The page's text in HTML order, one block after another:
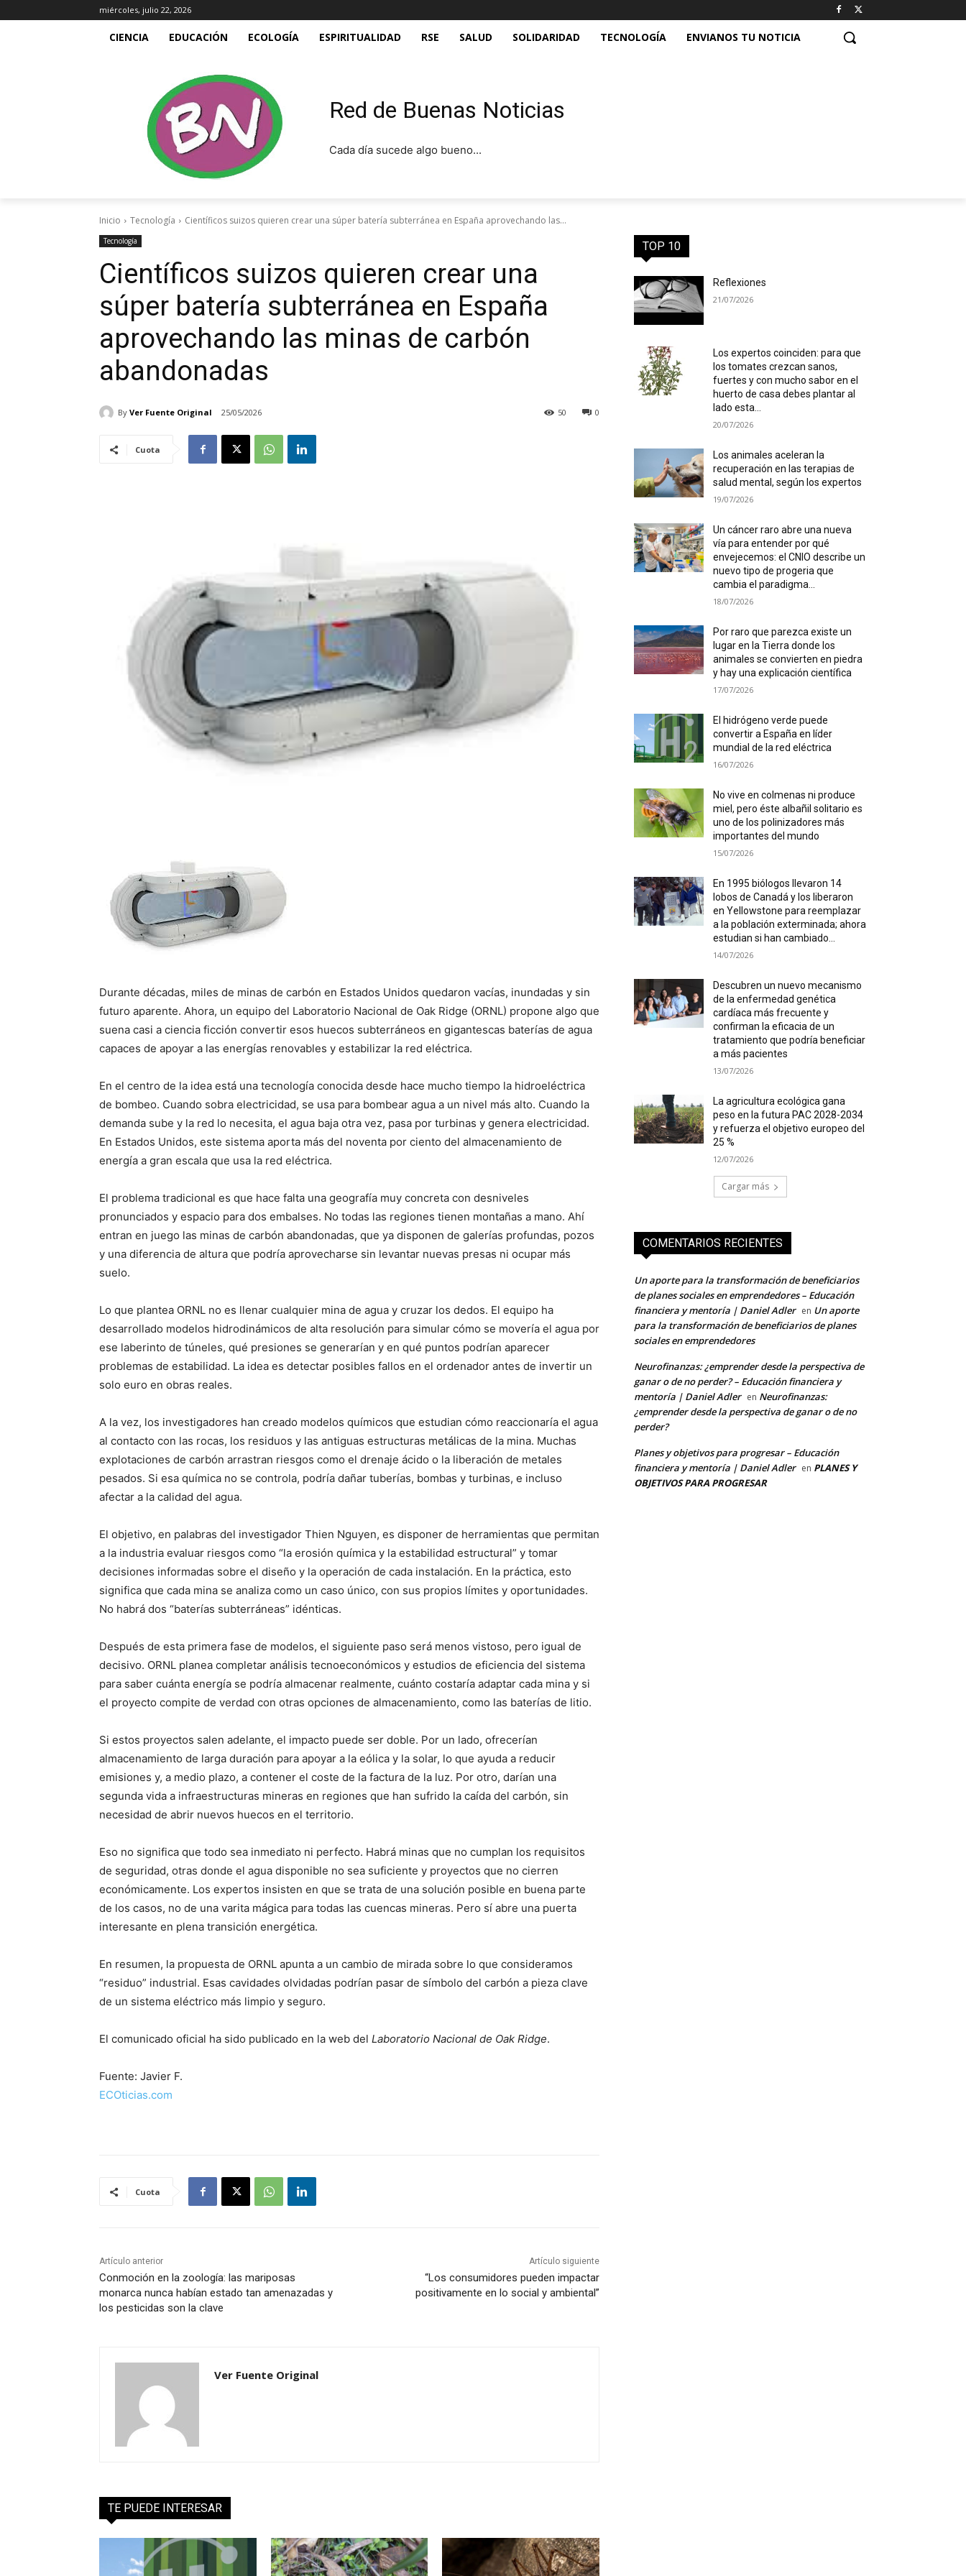
miércoles, julio 22, 2026
CIENCIA EDUCACIÓN ECOLOGÍA ESPIRITUALIDAD RSE SALUD SOLIDARIDAD TECNOLOGÍA ENVIANOS TU NOTICIA
Red de Buenas Noticias
Cada día sucede algo bueno...
Inicio Tecnología Científicos suizos quieren crear una súper batería subterránea en España aprovechando las...
Tecnología
Científicos suizos quieren crear una
súper batería subterránea en España
aprovechando las minas de carbón
abandonadas
By Ver Fuente Original 25/05/2026 0
50
Cuota
Durante décadas, miles de minas de carbón en Estados Unidos quedaron vacías, inundadas y sin
futuro aparente. Ahora, un equipo del Laboratorio Nacional de Oak Ridge (ORNL) propone algo que
suena casi a ciencia ficción convertir esos huecos subterráneos en gigantescas baterías de agua
capaces de apoyar a las energías renovables y estabilizar la red eléctrica.
En el centro de la idea está una tecnología conocida desde hace mucho tiempo la hidroeléctrica
de bombeo. Cuando sobra electricidad, se usa para bombear agua a un nivel más alto. Cuando la
demanda sube y la red lo necesita, el agua baja otra vez, pasa por turbinas y genera electricidad.
En Estados Unidos, este sistema aporta más del noventa por ciento del almacenamiento de
energía a gran escala que usa la red eléctrica.
El problema tradicional es que hace falta una geografía muy concreta con desniveles
pronunciados y espacio para dos embalses. No todas las regiones tienen montañas a mano. Ahí
entran en juego las minas de carbón abandonadas, que ya disponen de galerías profundas, pozos
y una diferencia de altura que podría aprovecharse sin levantar nuevas presas ni ocupar más
suelo.
Lo que plantea ORNL no es llenar cualquier mina de agua y cruzar los dedos. El equipo ha
desarrollado modelos hidrodinámicos de alta resolución para simular cómo se movería el agua por
ese laberinto de túneles, qué presiones se generarían y en qué puntos podrían aparecer
problemas de estabilidad. La idea es detectar posibles fallos en el ordenador antes de invertir un
solo euro en obras reales.
A la vez, los investigadores han creado modelos químicos que estudian cómo reaccionaría el agua
al contacto con las rocas, los residuos y las antiguas estructuras metálicas de la mina. Muchas
explotaciones de carbón arrastran riesgos como el drenaje ácido o la liberación de metales
pesados. Si esa química no se controla, podría dañar tuberías, bombas y turbinas, e incluso
afectar a la calidad del agua.
El objetivo, en palabras del investigador Thien Nguyen, es disponer de herramientas que permitan
a la industria evaluar riesgos como “la erosión química y la estabilidad estructural” y tomar
decisiones informadas sobre el diseño y la operación de cada instalación. En la práctica, esto
significa que cada mina se analiza como un caso único, con sus propios límites y oportunidades.
No habrá dos “baterías subterráneas” idénticas.
Después de esta primera fase de modelos, el siguiente paso será menos vistoso, pero igual de
decisivo. ORNL planea completar análisis tecnoeconómicos y estudios de eficiencia del sistema
para saber cuánta energía se podría almacenar realmente, cuánto costaría adaptar cada mina y si
el proyecto compite de verdad con otras opciones de almacenamiento, como las baterías de litio.
Si estos proyectos salen adelante, el impacto puede ser doble. Por un lado, ofrecerían
almacenamiento de larga duración para apoyar a la eólica y la solar, lo que ayuda a reducir
emisiones y, a medio plazo, a contener el coste de la factura de la luz. Por otro, darían una
segunda vida a infraestructuras mineras en regiones que han sufrido la caída del carbón, sin
necesidad de abrir nuevos huecos en el territorio.
Eso no significa que todo sea inmediato ni perfecto. Habrá minas que no cumplan los requisitos
de seguridad, otras donde el agua disponible no sea suficiente y proyectos que no cierren
económicamente. Los expertos insisten en que se trata de una solución posible en buena parte
de los casos, no de una varita mágica para todas las cuencas mineras. Pero sí abre una puerta
interesante en plena transición energética.
En resumen, la propuesta de ORNL apunta a un cambio de mirada sobre lo que consideramos
“residuo” industrial. Esas cavidades olvidadas podrían pasar de símbolo del carbón a pieza clave
de un sistema eléctrico más limpio y seguro.
El comunicado oficial ha sido publicado en la web del Laboratorio Nacional de Oak Ridge.
Fuente: Javier F.
ECOticias.com
Cuota
Artículo anterior
Conmoción en la zoología: las mariposas
monarca nunca habían estado tan amenazadas y
los pesticidas son la clave
Artículo siguiente
“Los consumidores pueden impactar
positivamente en lo social y ambiental”
Ver Fuente Original
TE PUEDE INTERESAR
TOP 10
Reflexiones
21/07/2026
Los expertos coinciden: para que
los tomates crezcan sanos,
fuertes y con mucho sabor en el
huerto de casa debes plantar al
lado esta...
20/07/2026
Los animales aceleran la
recuperación en las terapias de
salud mental, según los expertos
19/07/2026
Un cáncer raro abre una nueva
vía para entender por qué
envejecemos: el CNIO describe un
nuevo tipo de progeria que
cambia el paradigma...
18/07/2026
Por raro que parezca existe un
lugar en la Tierra donde los
animales se convierten en piedra
y hay una explicación científica
17/07/2026
El hidrógeno verde puede
convertir a España en líder
mundial de la red eléctrica
16/07/2026
No vive en colmenas ni produce
miel, pero éste albañil solitario es
uno de los polinizadores más
importantes del mundo
15/07/2026
En 1995 biólogos llevaron 14
lobos de Canadá y los liberaron
en Yellowstone para reemplazar
a la población exterminada; ahora
estudian si han cambiado...
14/07/2026
Descubren un nuevo mecanismo
de la enfermedad genética
cardíaca más frecuente y
confirman la eficacia de un
tratamiento que podría beneficiar
a más pacientes
13/07/2026
La agricultura ecológica gana
peso en la futura PAC 2028-2034
y refuerza el objetivo europeo del
25 %
12/07/2026
Cargar más
COMENTARIOS RECIENTES
Un aporte para la transformación de beneficiarios
de planes sociales en emprendedores – Educación
financiera y mentoría | Daniel Adler en Un aporte
para la transformación de beneficiarios de planes
sociales en emprendedores
Neurofinanzas: ¿emprender desde la perspectiva de
ganar o de no perder? – Educación financiera y
mentoría | Daniel Adler en Neurofinanzas:
¿emprender desde la perspectiva de ganar o de no
perder?
Planes y objetivos para progresar – Educación
financiera y mentoría | Daniel Adler en PLANES Y
OBJETIVOS PARA PROGRESAR